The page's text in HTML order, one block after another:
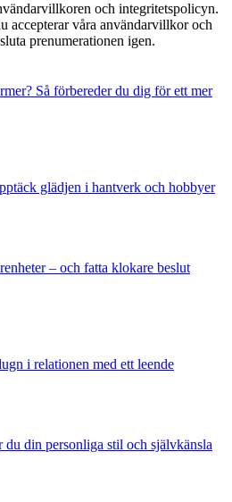
och integritetspolicyn.
accepterar våra användarvillkor och
prenumerationen igen.
Så förbereder du dig för ett mer
glädjen i hantverk och hobbyer
– och fatta klokare beslut
i relationen med ett leende
du din personliga stil och självkänsla